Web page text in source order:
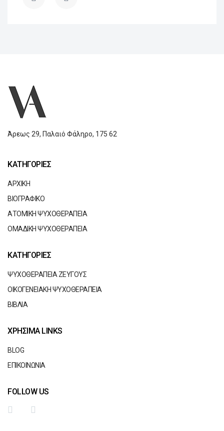
Άρεως 29, Παλαιό Φάληρο, 175 62
ΚΑΤΗΓΟΡΙΕΣ
ΑΡΧΙΚΗ
ΒΙΟΓΡΑΦΙΚΟ
ΑΤΟΜΙΚΗ ΨΥΧΟΘΕΡΑΠΕΙΑ
ΟΜΑΔΙΚΗ ΨΥΧΟΘΕΡΑΠΕΙΑ
ΚΑΤΗΓΟΡΙΕΣ
ΨΥΧΟΘΕΡΑΠΕΙΑ ΖΕΥΓΟΥΣ
ΟΙΚΟΓΕΝΕΙΑΚΗ ΨΥΧΟΘΕΡΑΠΕΙΑ
ΒΙΒΛΙΑ
ΧΡΗΣΙΜΑ LINKS
BLOG
ΕΠΙΚΟΙΝΩΝΙΑ
FOLLOW US